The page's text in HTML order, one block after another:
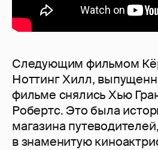
Следующим фильмом
Ноттинг Хилл,
фильме снялись Хью
Робертс. Это была
магазина
в знаменитую